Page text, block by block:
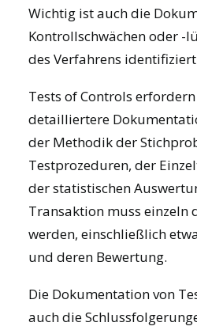
Wichtig ist auch die
Kontrollschwächen oder -
des Verfahrens
Tests of Controls
detailliertere
der Methodik der
Testprozeduren, der
der statistischen
Transaktion muss einzeln
werden, einschließlich
und deren Bewertung.
Die Dokumentation von
auch die